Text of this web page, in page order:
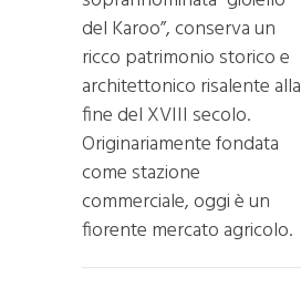
del Karoo”, conserva un
ricco patrimonio storico e
architettonico risalente alla
fine del XVIII secolo.
Originariamente fondata
come stazione
commerciale, oggi è un
fiorente mercato agricolo.